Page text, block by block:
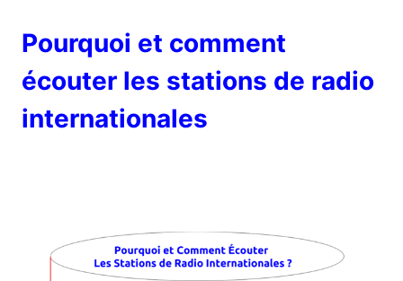
Pourquoi et comment
écouter les stations de radio
internationales